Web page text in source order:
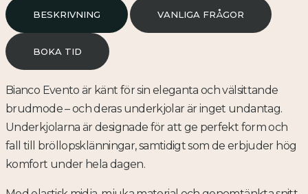
BESKRIVNING VANLIGA FRÅGOR
BOKA TID
Bianco Evento är känt för sin eleganta och välsittande
brudmode – och deras underkjolar är inget undantag.
Underkjolarna är designade för att ge perfekt form och
fall till bröllopsklänningar, samtidigt som de erbjuder hög
komfort under hela dagen.